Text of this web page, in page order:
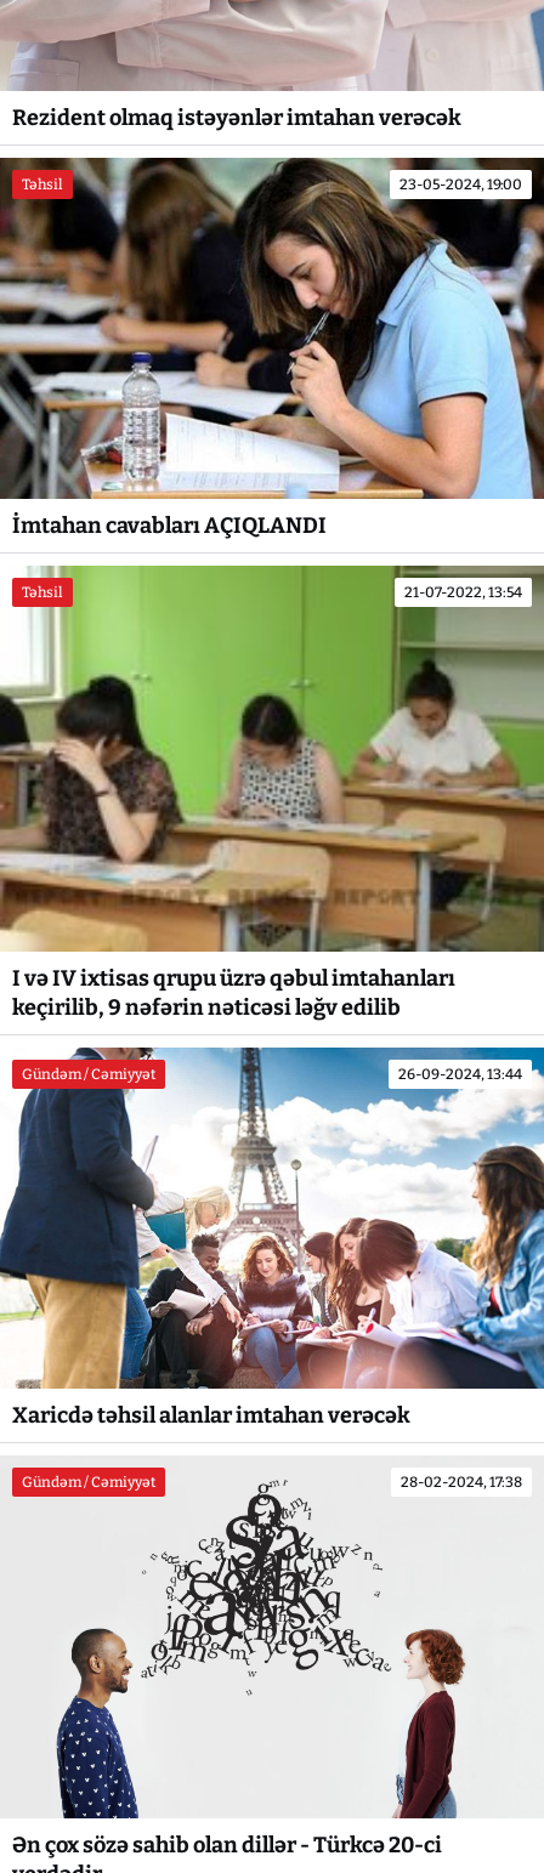
Rezident olmaq istəyənlər imtahan verəcək
Təhsil 23-05-2024, 19:00
İmtahan cavabları AÇIQLANDI
Təhsil 21-07-2022, 13:54
I və IV ixtisas qrupu üzrə qəbul imtahanları
keçirilib, 9 nəfərin nəticəsi ləğv edilib
Gündəm / Cəmiyyət 26-09-2024, 13:44
Xaricdə təhsil alanlar imtahan verəcək
Gündəm / Cəmiyyət 28-02-2024, 17:38
Ən çox sözə sahib olan dillər - Türkcə 20-ci